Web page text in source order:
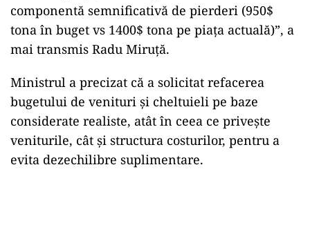
componentă semnificativă de pierderi (950$
tona în buget vs 1400$ tona pe piața actuală)”, a
mai transmis Radu Miruță.
Ministrul a precizat că a solicitat refacerea
bugetului de venituri și cheltuieli pe baze
considerate realiste, atât în ceea ce privește
veniturile, cât și structura costurilor, pentru a
evita dezechilibre suplimentare.